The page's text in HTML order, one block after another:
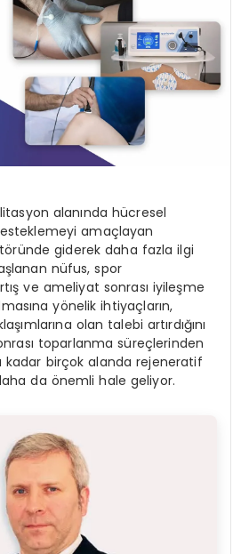
alanında hücresel
amaçlayan
giderek daha fazla ilgi
nüfus, spor
ve ameliyat sonrası iyileşme
yönelik ihtiyaçların,
olan talebi artırdığını
toparlanma süreçlerinden
kadar birçok alanda rejeneratif
da önemli hale geliyor.